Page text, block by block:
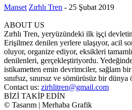
Manset Zırhlı Tren - 25 Şubat 2019
ABOUT US
Zırhlı Tren, yeryüzündeki ilk işçi
Erişilmez denilen yerlere ulaşıyor, acil
oluyor, organize ediyor, eksikleri
denilenleri, gerçekleştiriyordu.
istikametten emin devrimciler, sağlam
sınıfsız, sınırsız ve sömürüsüz bir
Contact us: zirhlitren@gmail.com
BİZİ TAKİP EDİN
© Tasarım | Merhaba Grafik